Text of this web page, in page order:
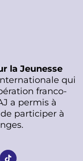
la Jeunesse
qui
franco-
a permis à
participer à